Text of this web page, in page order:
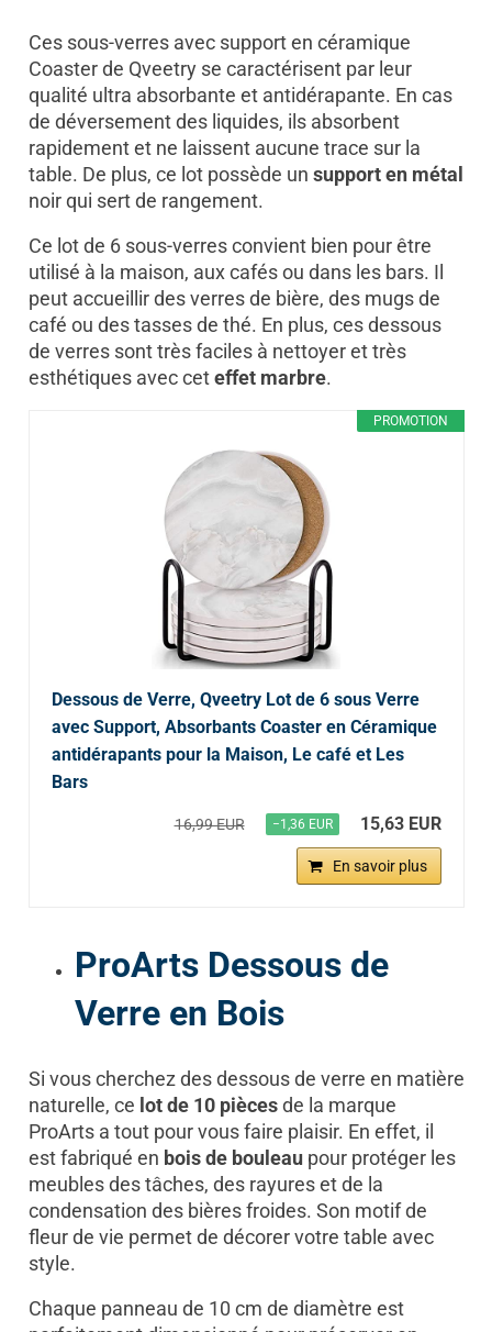
Ces sous-verres avec support en céramique
Coaster de Qveetry se caractérisent par leur
qualité ultra absorbante et antidérapante. En cas
de déversement des liquides, ils absorbent
rapidement et ne laissent aucune trace sur la
table. De plus, ce lot possède un support en métal
noir qui sert de rangement.
Ce lot de 6 sous-verres convient bien pour être
utilisé à la maison, aux cafés ou dans les bars. Il
peut accueillir des verres de bière, des mugs de
café ou des tasses de thé. En plus, ces dessous
de verres sont très faciles à nettoyer et très
esthétiques avec ceteffet marbre.
PROMOTION
Dessous de Verre, Qveetry Lot de 6 sous Verre
avec Support, Absorbants Coaster en Céramique
antidérapants pour la Maison, Le café et Les
Bars
16,99 EUR −1,36 EUR 15,63 EUR
En savoir plus
ProArts Dessous de
Verre en Bois
Si vous cherchez des dessous de verre en matière
naturelle, ce lot de 10 piècesde la marque
ProArts a tout pour vous faire plaisir. En effet, il
est fabriqué en bois de bouleaupour protéger les
meubles des tâches, des rayures et de la
condensation des bières froides. Son motif de
fleur de vie permet de décorer votre table avec
style.
Chaque panneau de 10 cm de diamètre est